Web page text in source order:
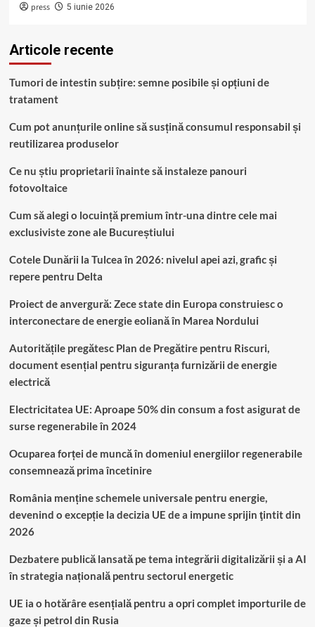
press 5 iunie 2026
Articole recente
Tumori de intestin subțire: semne posibile și opțiuni de
tratament
Cum pot anunțurile online să susțină consumul responsabil și
reutilizarea produselor
Ce nu știu proprietarii înainte să instaleze panouri
fotovoltaice
Cum să alegi o locuință premium într-una dintre cele mai
exclusiviste zone ale Bucureștiului
Cotele Dunării la Tulcea în 2026: nivelul apei azi, grafic și
repere pentru Delta
Proiect de anvergură: Zece state din Europa construiesc o
interconectare de energie eoliană în Marea Nordului
Autoritățile pregătesc Plan de Pregătire pentru Riscuri,
document esențial pentru siguranța furnizării de energie
electrică
Electricitatea UE: Aproape 50% din consum a fost asigurat de
surse regenerabile în 2024
Ocuparea forței de muncă în domeniul energiilor regenerabile
consemnează prima încetinire
România menține schemele universale pentru energie,
devenind o excepție la decizia UE de a impune sprijin ţintit din
2026
Dezbatere publică lansată pe tema integrării digitalizării și a AI
în strategia națională pentru sectorul energetic
UE ia o hotărâre esențială pentru a opri complet importurile de
gaze și petrol din Rusia